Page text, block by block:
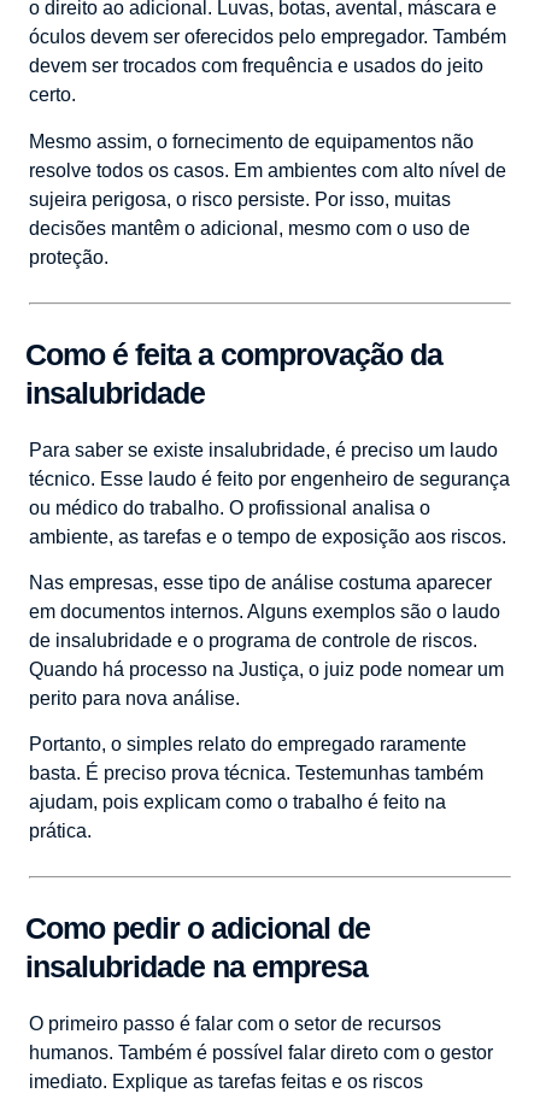
o direito ao adicional. Luvas, botas, avental, máscara e
óculos devem ser oferecidos pelo empregador. Também
devem ser trocados com frequência e usados do jeito
certo.
Mesmo assim, o fornecimento de equipamentos não
resolve todos os casos. Em ambientes com alto nível de
sujeira perigosa, o risco persiste. Por isso, muitas
decisões mantêm o adicional, mesmo com o uso de
proteção.
Como é feita a comprovação da
insalubridade
Para saber se existe insalubridade, é preciso um laudo
técnico. Esse laudo é feito por engenheiro de segurança
ou médico do trabalho. O profissional analisa o
ambiente, as tarefas e o tempo de exposição aos riscos.
Nas empresas, esse tipo de análise costuma aparecer
em documentos internos. Alguns exemplos são o laudo
de insalubridade e o programa de controle de riscos.
Quando há processo na Justiça, o juiz pode nomear um
perito para nova análise.
Portanto, o simples relato do empregado raramente
basta. É preciso prova técnica. Testemunhas também
ajudam, pois explicam como o trabalho é feito na
prática.
Como pedir o adicional de
insalubridade na empresa
O primeiro passo é falar com o setor de recursos
humanos. Também é possível falar direto com o gestor
imediato. Explique as tarefas feitas e os riscos